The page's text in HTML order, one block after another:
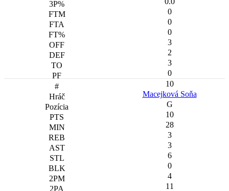
0
0
0
3
2
3
0
10
Macejková Soňa
G
10
28
3
3
6
0
4
11